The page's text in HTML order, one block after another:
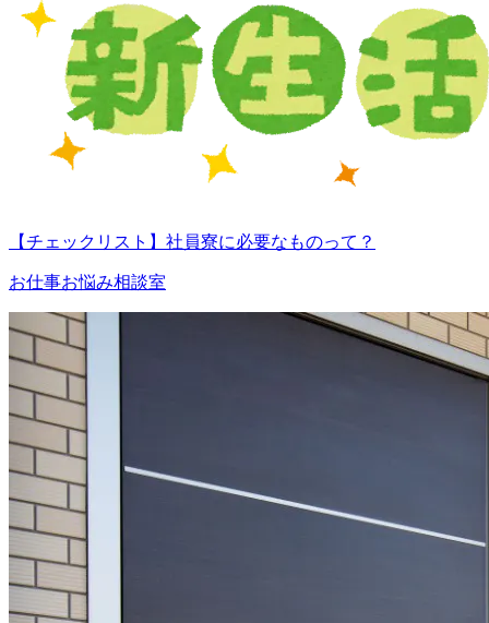
【チェックリスト】社員寮に必要なものって？
お仕事お悩み相談室